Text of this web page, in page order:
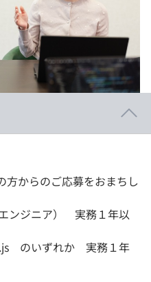
方からのご応募をおまちし
ンジニア） 実務１年以
のいずれか 実務１年